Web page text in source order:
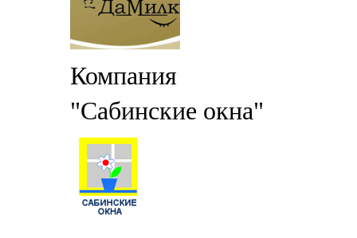
Компания
"Сабинские окна"